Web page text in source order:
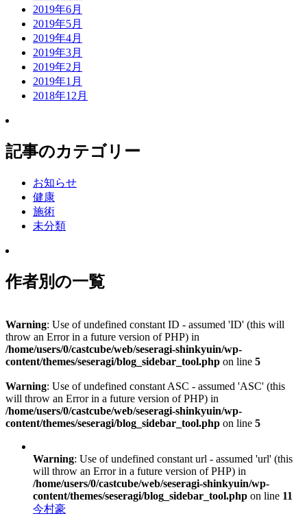
2019年6月
2019年5月
2019年4月
2019年3月
2019年2月
2019年1月
2018年12月
記事のカテゴリー
お知らせ
健康
施術
未分類
作者別の一覧
Warning: Use of undefined constant ID - assumed 'ID' (this will
throw an Error in a future version of PHP) in
/home/users/0/castcube/web/seseragi-shinkyuin/wp-
content/themes/seseragi/blog_sidebar_tool.php on line 5
Warning: Use of undefined constant ASC - assumed 'ASC' (this
will throw an Error in a future version of PHP) in
/home/users/0/castcube/web/seseragi-shinkyuin/wp-
content/themes/seseragi/blog_sidebar_tool.php on line 5
Warning: Use of undefined constant url - assumed 'url' (this
will throw an Error in a future version of PHP) in
/home/users/0/castcube/web/seseragi-shinkyuin/wp-
content/themes/seseragi/blog_sidebar_tool.php on line 11
今村豪